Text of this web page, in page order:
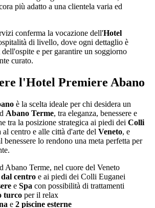
più adatto a una clientela varia ed
conferma la vocazione dell'Hotel
di livello, dove ogni dettaglio è
e per garantire un soggiorno
curato.
l'Hotel Premiere Abano
è la scelta ideale per chi desidera un
Abano Terme, tra eleganza, benessere e
tra la posizione strategica ai piedi dei Colli
al centro e alle città d'arte del Veneto, e
benessere lo rendono una meta perfetta per
Abano Terme, nel cuore del Veneto
centro e ai piedi dei Colli Euganei
e Spa con possibilità di trattamenti
turco per il relax
e 2 piscine esterne